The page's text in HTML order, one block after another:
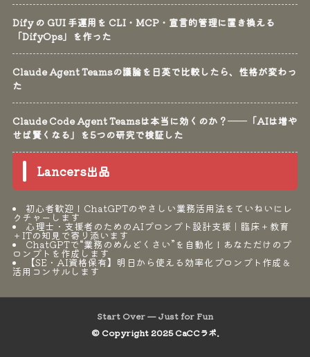
Dify の GUI 手運用を CLI・MCP・宣言的管理に置き換える
「DifyOps」を作った
Claude Agent Teamsの議論を日英で比較したら、性格が変わっ
た
Claude Code Agent Teamsは本当に効くのか？──「AIは増や
せば賢くなる」を5つの研究で検証した
Lancers出品
初心者歓迎！ChatGPTのやさしい業務活用法をていねいにレ
クチャーします
心理士・支援者のためのAIプロンプト設計支援｜臨床＋教育
＋ITの知見で寄り添います
ChatGPTで“業務のめんどくさい”を自動化！あなただけのプ
ロンプトを作成します
【SE・AI資格保有】明日から使える効率化プロンプト作成＆
活用コンサルします
Start Over — Just for Fun
© Copyright 2025 CaCCラボ.